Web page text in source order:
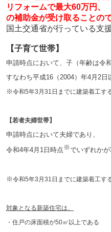
リフォームで最大60万円、
の補助金が受け取ることの
国土交通省が行っている支
【子育て世帯】
申請時点において、子（年齢は令
すなわち平成16（2004）年4月2
※令和5年3月31日までに建築着工す
【若者夫婦世帯】
申請時点において夫婦であり、
令和4年4月1日時点 ※でいずれか
※令和5年3月31日までに建築着工す
対象となる新築住宅は、
・住戸の床面積が50㎡以上である